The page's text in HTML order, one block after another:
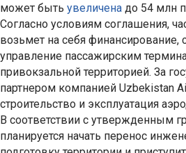
может быть увеличена до 54 млн
Согласно условиям соглашения,
возьмет на себя финансирование,
управление пассажирским
привокзальной территорией. За
партнером компанией Uzbekistan
строительство и эксплуатация
В соответствии с утвержденным
планируется начать перенос